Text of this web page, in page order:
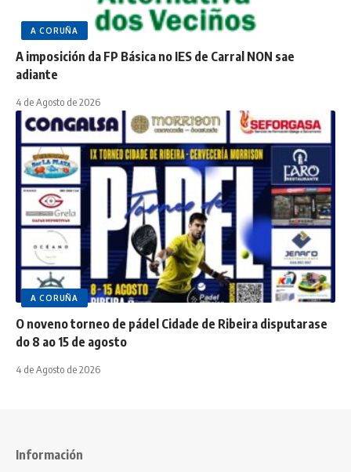
A CORUÑA
A imposición da FP Básica no IES de Carral NON sae
adiante
4 de Agosto de 2026
A CORUÑA
O noveno torneo de pádel Cidade de Ribeira disputarase
do 8 ao 15 de agosto
4 de Agosto de 2026
Información